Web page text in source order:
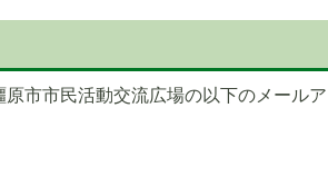
市市民活動交流広場の以下のメールア